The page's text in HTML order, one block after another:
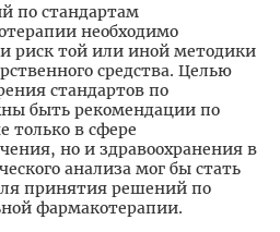
по стандартам
необходимо
риск той или иной методики
средства. Целью
стандартов по
быть рекомендации по
только в сфере
но и здравоохранения в
анализа мог бы стать
принятия решений по
фармакотерапии.